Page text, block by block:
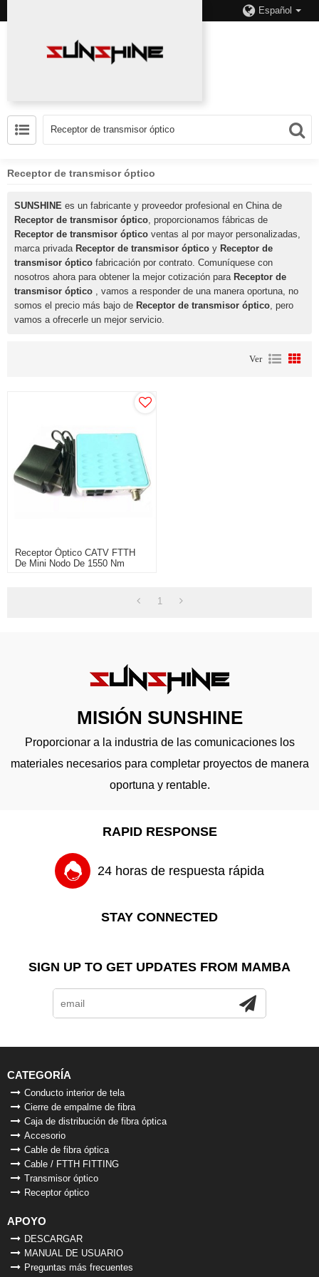
Español
Receptor de transmisor óptico
SUNSHINE es un fabricante y proveedor profesional en China de
Receptor de transmisor óptico, proporcionamos fábricas de
Receptor de transmisor óptico ventas al por mayor personalizadas,
marca privada Receptor de transmisor óptico y Receptor de
transmisor óptico fabricación por contrato. Comuníquese con
nosotros ahora para obtener la mejor cotización para Receptor de
transmisor óptico , vamos a responder de una manera oportuna, no
somos el precio más bajo de Receptor de transmisor óptico, pero
vamos a ofrecerle un mejor servicio.
Ver
Receptor Óptico CATV FTTH
De Mini Nodo De 1550 Nm
1
MISIÓN SUNSHINE
Proporcionar a la industria de las comunicaciones los
materiales necesarios para completar proyectos de manera
oportuna y rentable.
RAPID RESPONSE
24 horas de respuesta rápida
STAY CONNECTED
SIGN UP TO GET UPDATES FROM MAMBA
CATEGORÍA
Conducto interior de tela
Cierre de empalme de fibra
Caja de distribución de fibra óptica
Accesorio
Cable de fibra óptica
Cable / FTTH FITTING
Transmisor óptico
Receptor óptico
APOYO
DESCARGAR
MANUAL DE USUARIO
Preguntas más frecuentes